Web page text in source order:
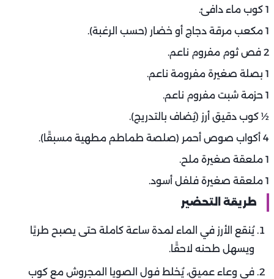
1 كوب ماء دافئ.
1 مكعب مرقة دجاج أو خضار (حسب الرغبة).
2 فص ثوم مفروم ناعم.
1 بصلة صغيرة مفرومة ناعم.
1 حزمة شبت مفروم ناعم.
½ كوب دقيق أرز (يُضاف بالتدريج).
4 أكواب صوص أحمر (صلصة طماطم مطهية مسبقًا).
1 ملعقة صغيرة ملح.
1 ملعقة صغيرة فلفل أسود.
طريقة التحضير
يُنقع الأرز في الماء لمدة ساعة كاملة حتى يصبح طريًا
ويسهل طحنه لاحقًا.
في وعاء عميق، يُخلط فول الصويا المجروش مع كوب